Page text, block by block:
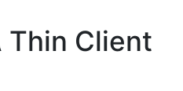
Client